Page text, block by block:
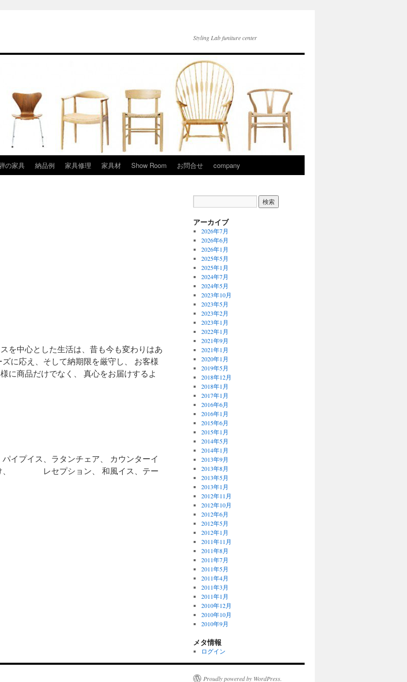
Styling Lab funiture center
の家具 納品例 家具修理 家具材 Show Room お問合せ company
を中心とした生活は、昔も今も変わりはあ
に応え、そして納期限を厳守し、 お客様
に商品だけでなく、 真心をお届けするよ
イプイス、ラタンチェア、 カウンターイ
け、 レセプション、 和風イス、テー
アーカイブ
2026年7月
2026年6月
2026年1月
2025年5月
2025年1月
2024年7月
2024年5月
2023年10月
2023年5月
2023年2月
2023年1月
2022年1月
2021年9月
2021年1月
2020年1月
2019年5月
2018年12月
2018年1月
2017年1月
2016年6月
2016年1月
2015年6月
2015年1月
2014年5月
2014年1月
2013年9月
2013年8月
2013年5月
2013年1月
2012年11月
2012年10月
2012年6月
2012年5月
2012年1月
2011年11月
2011年8月
2011年7月
2011年5月
2011年4月
2011年3月
2011年1月
2010年12月
2010年10月
2010年9月
メタ情報
ログイン
Proudly powered by WordPress.